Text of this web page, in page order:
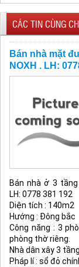
CÁC TIN CÙNG
Bán nhà mặt
NOXH . LH:
Bán nhà ở 3 tầng
LH: 0778 381 192
Diện tích : 140m2
Hướng : Đông bắc
Công năng : 3
phòng thờ riêng.
Nhà dân xây 3
Pháp lí : sổ đỏ